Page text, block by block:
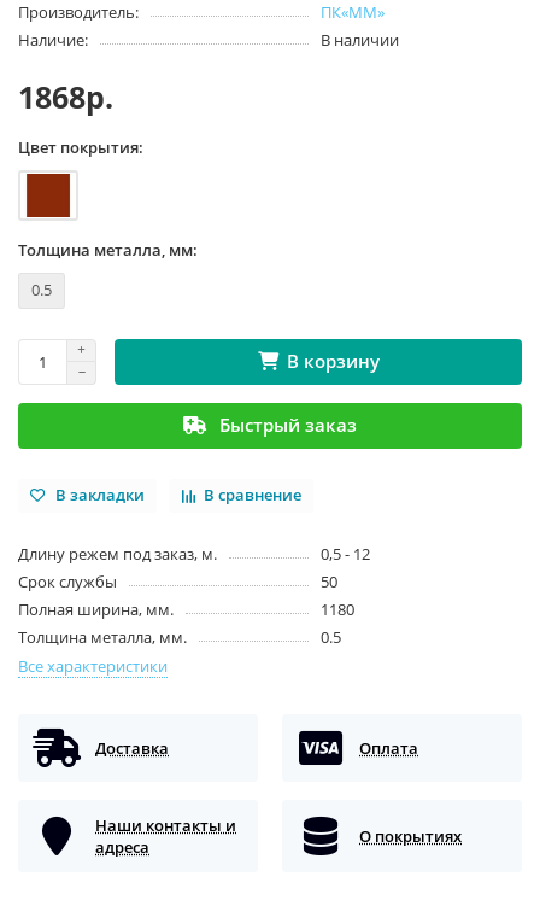
Производитель:
ПК«ММ»
Наличие:
В наличии
1868р.
Цвет покрытия:
Толщина металла, мм:
0.5
В корзину
Быстрый заказ
В закладки В сравнение
Длину режем под заказ, м.
0,5 - 12
Срок службы
50
Полная ширина, мм.
1180
Толщина металла, мм.
0.5
Все характеристики
Доставка Оплата
Наши контакты и
адреса
О покрытиях